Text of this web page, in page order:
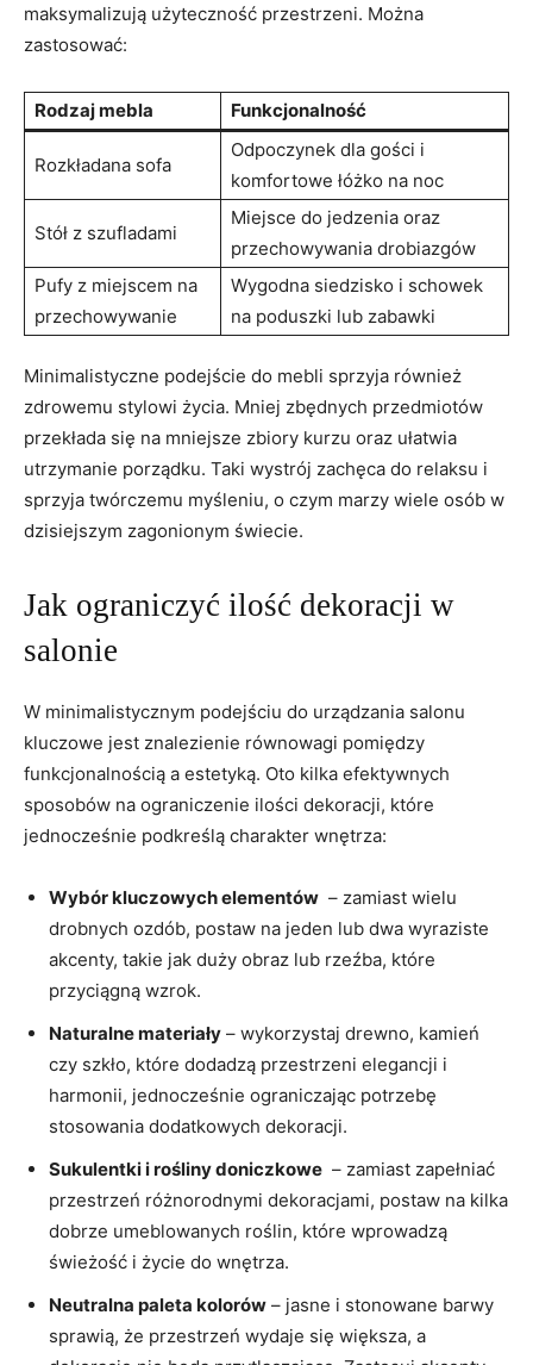
maksymalizują użyteczność przestrzeni. Można
zastosować:
Rodzaj mebla Funkcjonalność
Rozkładana sofa
Odpoczynek dla gości i
⁢komfortowe łóżko na noc
Stół z szufladami
Miejsce⁢ do jedzenia oraz
przechowywania ⁤drobiazgów
Pufy ⁣z miejscem na
przechowywanie
Wygodna⁣ siedzisko i schowek‌
na poduszki lub zabawki
Minimalistyczne podejście do⁤ mebli sprzyja również
⁤zdrowemu stylowi życia. Mniej ‌zbędnych przedmiotów
przekłada się na mniejsze zbiory⁣ kurzu oraz ułatwia
utrzymanie porządku. Taki wystrój zachęca ⁤do relaksu‌ i
sprzyja twórczemu myśleniu, o czym‌ marzy wiele osób ​w
dzisiejszym⁣ zagonionym‌ świecie.
Jak ‍ograniczyć⁣ ilość dekoracji w
salonie
W⁢ minimalistycznym podejściu do‌ urządzania salonu
kluczowe jest znalezienie równowagi pomiędzy
funkcjonalnością a estetyką. Oto kilka efektywnych
sposobów na ograniczenie ilości dekoracji, które⁢
jednocześnie podkreślą charakter wnętrza:
Wybór kluczowych elementów ⁢ – zamiast ​wielu
drobnych ozdób, ⁤postaw na jeden lub dwa wyraziste
akcenty, takie jak duży obraz ‍lub rzeźba,‍ które
przyciągną wzrok.
Naturalne⁣ materiały – wykorzystaj drewno, ‌kamień
czy szkło, które dodadzą⁤ przestrzeni elegancji i ​
harmonii, jednocześnie ograniczając potrzebę⁤
stosowania dodatkowych‍ dekoracji.
Sukulentki i rośliny doniczkowe ‌ – zamiast‍ zapełniać
przestrzeń różnorodnymi​ dekoracjami, ‍postaw⁢ na kilka
dobrze umeblowanych roślin, które wprowadzą
świeżość i życie do wnętrza.
Neutralna paleta ⁢kolorów – jasne i stonowane barwy
sprawią, że ‌przestrzeń wydaje się⁢ większa, a